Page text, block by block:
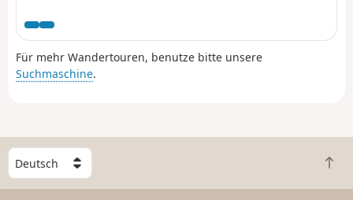
anschließend die Staatswälder des Mont de l'Échelle und
der Bonière. Man gelangt dann auf einen auskragenden
Weg oberhalb des Ignon-Tals. Das Kulturerbe besteht
aus Waschhäusern, Hanfgerbstellen, Brunnen und
Für mehr Wandertouren, benutze bitte unsere
Suchmaschine.
W
ä
h
Z
u